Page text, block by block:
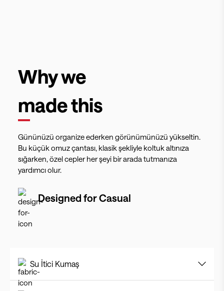
Why we
made this
Gününüzü organize ederken görünümünüzü yükseltin.
Bu küçük omuz çantası, klasik şekliyle koltuk altınıza
sığarken, özel cepler her şeyi bir arada tutmanıza
yardımcı olur.
Designed forCasual
Su İtici Kumaş